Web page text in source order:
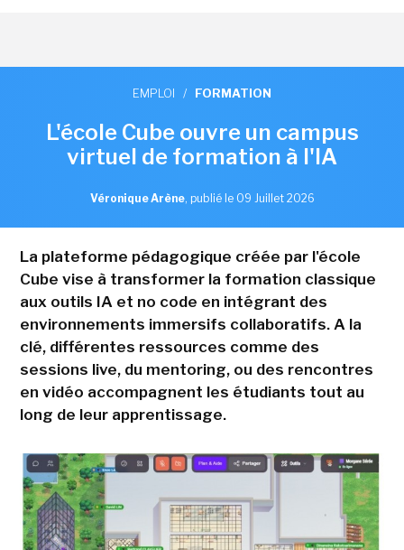
EMPLOI / FORMATION
L'école Cube ouvre un campus
virtuel de formation à l'IA
Véronique Arène, publié le 09 Juillet 2026
La plateforme pédagogique créée par l'école
Cube vise à transformer la formation classique
aux outils IA et no code en intégrant des
environnements immersifs collaboratifs. A la
clé, différentes ressources comme des
sessions live, du mentoring, ou des rencontres
en vidéo accompagnent les étudiants tout au
long de leur apprentissage.